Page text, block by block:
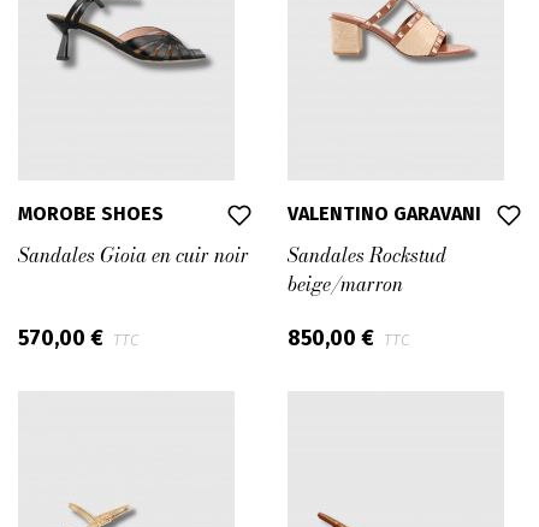
MOROBE SHOES
Sandales Gioia en cuir noir
570,00 € TTC
VALENTINO GARAVANI
Sandales Rockstud
beige/marron
850,00 € TTC